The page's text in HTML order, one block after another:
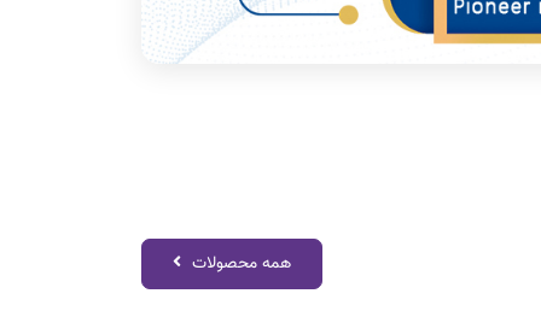
همه محصولات